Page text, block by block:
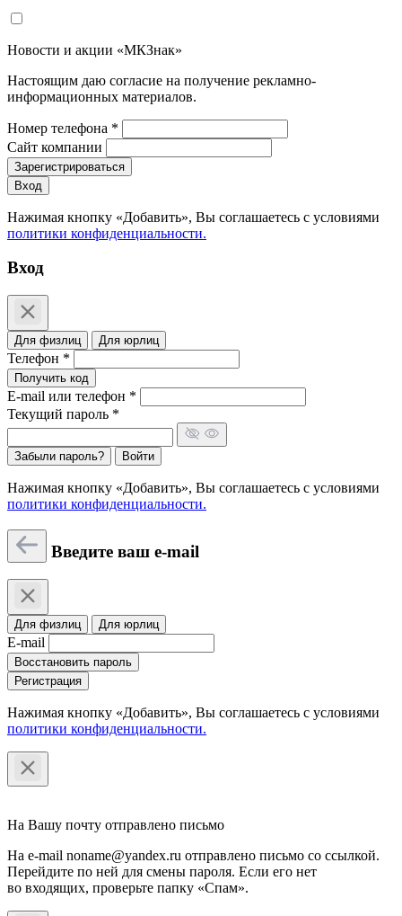
Новости и акции «МКЗнак»
Настоящим даю согласие на получение рекламно-
информационных материалов.
Номер телефона *
Сайт компании
Зарегистрироваться
Вход
Нажимая кнопку «Добавить», Вы соглашаетесь c условиями
политики конфиденциальности.
Вход
Для физлиц Для юрлиц
Телефон *
Получить код
E-mail или телефон *
Текущий пароль *
Забыли пароль? Войти
Нажимая кнопку «Добавить», Вы соглашаетесь c условиями
политики конфиденциальности.
Введите ваш e-mail
Для физлиц Для юрлиц
E-mail
Восстановить пароль
Регистрация
Нажимая кнопку «Добавить», Вы соглашаетесь c условиями
политики конфиденциальности.
На Вашу почту отправлено письмо
На e-mail noname@yandex.ru отправлено письмо со ссылкой.
Перейдите по ней для смены пароля. Если его нет
во входящих, проверьте папку «Спам».